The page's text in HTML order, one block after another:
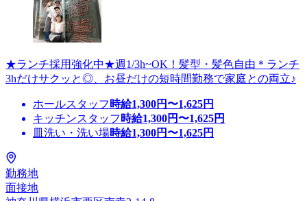
★ランチ採用強化中★週1/3h~OK！髪型・髪色自由＊ランチ
3hだけサクッと◎、お昼だけの短時間勤務で家庭との両立♪
ホールスタッフ 時給1,300円〜1,625円
キッチンスタッフ 時給1,300円〜1,625円
皿洗い・洗い場時給1,300円〜1,625円
勤務地
面接地